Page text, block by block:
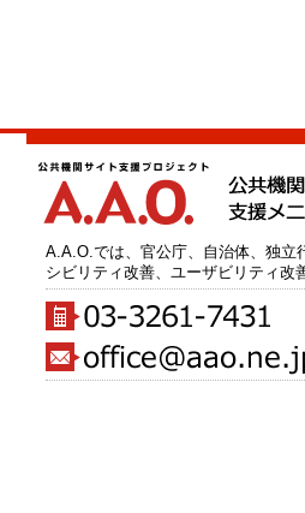
A.A.O.では、官公庁、自治体、独立
シビリティ改善、ユーザビリティ改